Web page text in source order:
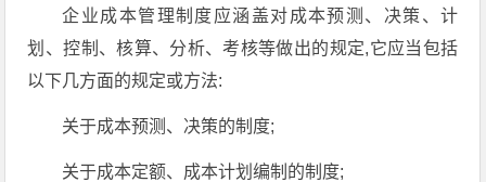
企业成本管理制度应涵盖对成本预测、决策、计
划、控制、核算、分析、考核等做出的规定,它应当包括
以下几方面的规定或方法:
关于成本预测、决策的制度;
关于成本定额、成本计划编制的制度;